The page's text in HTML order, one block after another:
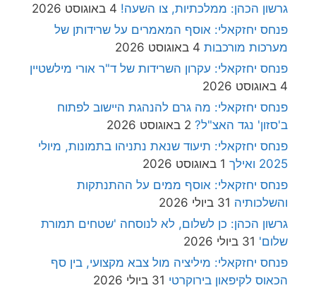
גרשון הכהן: ממלכתיות, צו השעה! 4 באוגוסט 2026
פנחס יחזקאלי: אוסף המאמרים על שרידותן של
מערכות מורכבות 4 באוגוסט 2026
פנחס יחזקאלי: עקרון השרידות של ד"ר אורי מילשטיין
4 באוגוסט 2026
פנחס יחזקאלי: מה גרם להנהגת היישוב לפתוח
ב'סזון' נגד האצ"ל? 2 באוגוסט 2026
פנחס יחזקאלי: תיעוד שנאת נתניהו בתמונות, מיולי
2025 ואילך
1 באוגוסט 2026
פנחס יחזקאלי: אוסף ממים על ההתנתקות
והשלכותיה 31 ביולי 2026
גרשון הכהן: כן לשלום, לא לנוסחה 'שטחים תמורת
שלום' 31 ביולי 2026
פנחס יחזקאלי: מיליציה מול צבא מקצועי, בין סף
הכאוס לקיפאון בירוקרטי 31 ביולי 2026